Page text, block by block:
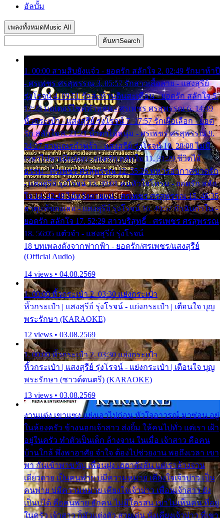
อัลบั้ม
เพลงทั้งหมด Music All
ค้นหาSearch
1. 00:00 สามสิบยังแจ๋ว - ยอดรัก สลักใจ 2. 02:49 รักมาห้าปี
- ศรเพชร ศรสุพรรณ 3. 05:57 รักสาวเสื้อลาย - แสงสุรีย์
รุ่งโรจน์ 4. 09:51 รักสะท้านดินสะเทือน - ยอดรัก สลักใจ 5.
12:23 มอเตอร์ไซค์ทำหล่น - ศรเพชร ศรสุพรรณ 6. 14:49
หิ้วกระเป๋า - แสงสุรีย์ รุ่งโรจน์ 7. 17:57 รักเผื่อเลือก - ยอด
รัก สลักใจ 8. 21:21 น้ำตาไอ้หนุ่ม - ศรเพชร ศรสุพรรณ 9.
24:27 สามเณรกำพร้า - แสงสุรีย์ รุ่งโรจน์ 10. 28:08 ไม่มี
เวลาไปหาเมียน้อย - ยอดรัก สลักใจ 11. 31:29 ชีวิตไอ้
ธรรม - ศรเพชร ศรสุพรรณ 12. 35:26 ทหารอากาศขาดรัก
- แสงสุรีย์ รุ่งโรจน์ 13. 39:01 คนหัวใจโทรม - ยอดรัก สลัก
ใจ 14. 42:49 ไอ้หวังตายแน่ - ศรเพชร ศรสุพรรณ 15. 46:35
ธาตุแท้ของเธอ - แสงสุรีย์ รุ่งโรจน์ 16. 49:57 กำนันกำใน -
ยอดรัก สลักใจ 17. 52:29 สาวบริสุทธิ์ - ศรเพชร ศรสุพรรณ
18. 56:05 แต๋วจ๋า - แสงสุรีย์ รุ่งโรจน์
18 บทเพลงดังจากฟากฟ้า - ยอดรัก/ศรเพชร/แสงสุรีย์
(Official Audio)
14 views • 04.08.2569
1. 00:00 หิ้วกระเป๋า 2. 03:30 แย่งกระเป๋า
หิ้วกระเป๋า | แสงสุรีย์ รุ่งโรจน์ - แย่งกระเป๋า | เตือนใจ บุญ
พระรักษา (KARAOKE)
12 views • 03.08.2569
1. 00:00 หิ้วกระเป๋า 2. 03:30 แย่งกระเป๋า
หิ้วกระเป๋า | แสงสุรีย์ รุ่งโรจน์ - แย่งกระเป๋า | เตือนใจ บุญ
พระรักษา (ซาวด์ดนตรี) (KARAOKE)
13 views • 03.08.2569
งานแต่ง เขาแซง แย่งเอาไปก่อน หัวใจอาวรณ์ มาซ่อน อยู่
ในห้องครัว ข้างนอกเจ้าสาว ส่งยิ้ม ให้คนไปทั่ว แต่เรา เฝ้า
อยู่ในครัว ทำตัวเป็นเด็ก ล้างจาน ในเมื่อ เจ้าสาว คือคน
บ้านใกล้ พึ่งพาอาศัย จำใจ ต้องไปช่วยงาน พอถึงเวลา เขา
พา กันเข้าพาขวัญ เพื่อนฝูง เฮฮาดังลั่น แต่เราล้างจาน
เดียวดาย เป็นคนพ่าย บ่มีความหมาย เคียงใจเจ้าบ่าว เป็น
คนพ่าย บ่มีความหมาย เคียงใจเจ้าบ่าว เพื่อนเจ้าสาว ยัง
เป็นบ่ได้ คือคนพ่าย ฮักคน ไม่มีใครสน เขาไม่เห็นคน ที่อยู่
ในครัว เจ้าสาว ก็มัวแต่งตัว สวยเด่น นั่งเคียงเจ้าบ่าว ที่เขา